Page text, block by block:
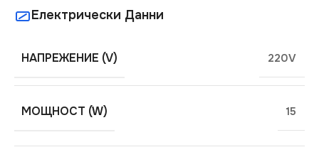
Електрически Данни
НАПРЕЖЕНИЕ (V) 220V
МОЩНОСТ (W) 15